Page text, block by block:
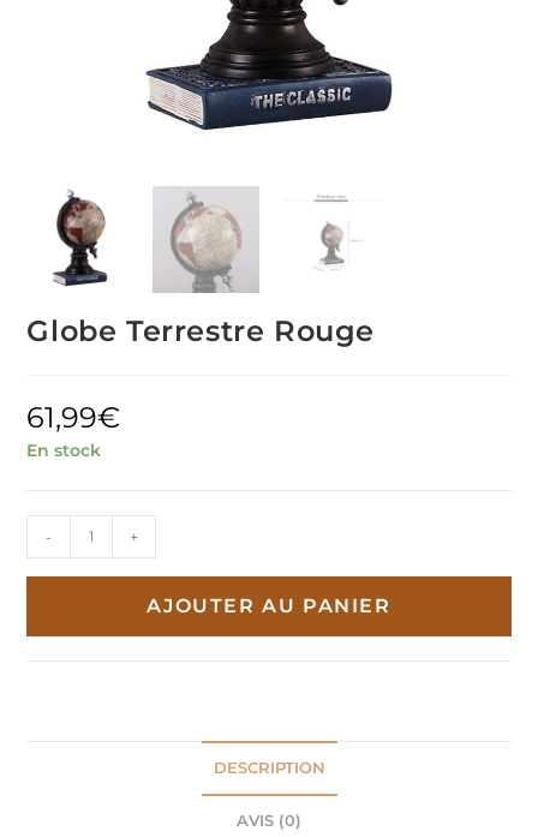
Globe Terrestre Rouge
61,99€
En stock
quantité
de
- +
AJOUTER AU PANIER
DESCRIPTION
AVIS (0)